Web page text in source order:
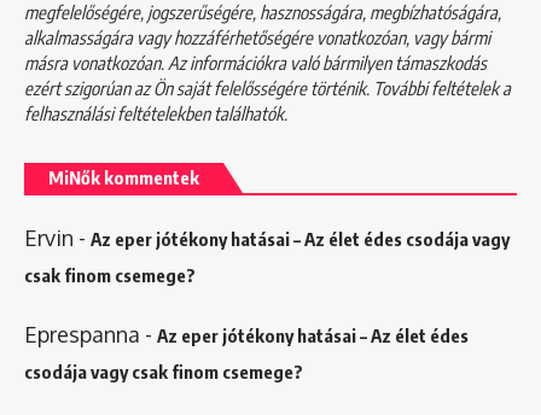
megfelelőségére, jogszerűségére, hasznosságára, megbízhatóságára,
alkalmasságára vagy hozzáférhetőségére vonatkozóan, vagy bármi
másra vonatkozóan. Az információkra való bármilyen támaszkodás
ezért szigorúan az Ön saját felelősségére történik. További feltételek a
felhasználási feltételekbentalálhatók.
MiNők kommentek
Ervin - Az eper jótékony hatásai – Az élet édes csodája vagy
csak finom csemege?
Eprespanna - Az eper jótékony hatásai – Az élet édes
csodája vagy csak finom csemege?